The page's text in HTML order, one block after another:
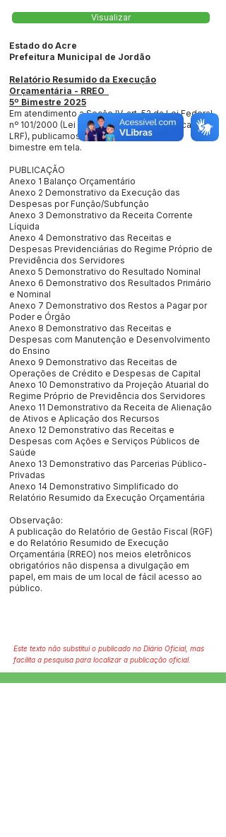
Visualizar
Estado do Acre
Prefeitura Municipal de Jordão
Relatório Resumido da Execução
Orçamentária - RREO
5º Bimestre 2025
Em atendimento a Seção IV, art. 52 da Lei Federal
nº 101/2000 (Lei de Responsabilidade Fiscal -
LRF), publicamos o relatório referente ao
bimestre em tela.
PUBLICAÇÃO
Anexo 1 Balanço Orçamentário
Anexo 2 Demonstrativo da Execução das
Despesas por Função/Subfunção
Anexo 3 Demonstrativo da Receita Corrente
Líquida
Anexo 4 Demonstrativo das Receitas e
Despesas Previdenciárias do Regime Próprio de
Previdência dos Servidores
Anexo 5 Demonstrativo do Resultado Nominal
Anexo 6 Demonstrativo dos Resultados Primário
e Nominal
Anexo 7 Demonstrativo dos Restos a Pagar por
Poder e Órgão
Anexo 8 Demonstrativo das Receitas e
Despesas com Manutenção e Desenvolvimento
do Ensino
Anexo 9 Demonstrativo das Receitas de
Operações de Crédito e Despesas de Capital
Anexo 10 Demonstrativo da Projeção Atuarial do
Regime Próprio de Previdência dos Servidores
Anexo 11 Demonstrativo da Receita de Alienação
de Ativos e Aplicação dos Recursos
Anexo 12 Demonstrativo das Receitas e
Despesas com Ações e Serviços Públicos de
Saúde
Anexo 13 Demonstrativo das Parcerias Público-
Privadas
Anexo 14 Demonstrativo Simplificado do
Relatório Resumido da Execução Orçamentária
Observação:
A publicação do Relatório de Gestão Fiscal (RGF)
e do Relatório Resumido de Execução
Orçamentária (RREO) nos meios eletrônicos
obrigatórios não dispensa a divulgação em
papel, em mais de um local de fácil acesso ao
público.
Este texto não substitui o publicado no Diário Oficial, mas
facilita a pesquisa para localizar a publicação oficial.